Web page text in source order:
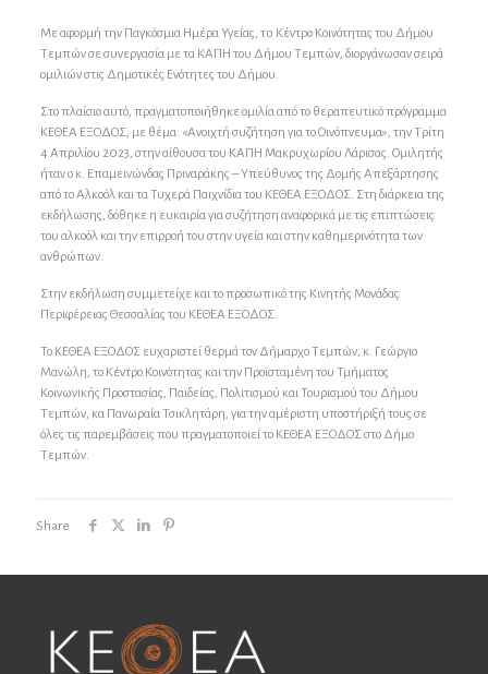
Με αφορμή την Παγκόσμια Ημέρα Υγείας, τo Κέντρο Κοινότητας του Δήμου
Τεμπών σε συνεργασία με τα ΚΑΠΗ του Δήμου Τεμπών, διοργάνωσαν σειρά
ομιλιών στις Δημοτικές Ενότητες του Δήμου.
Στο πλαίσιο αυτό, πραγματοποιήθηκε ομιλία από το θεραπευτικό πρόγραμμα
ΚΕΘΕΑ ΕΞΟΔΟΣ, με θέμα: «Ανοιχτή συζήτηση για το Οινόπνευμα», την Τρίτη
4 Απριλίου 2023, στην αίθουσα του ΚΑΠΗ Μακρυχωρίου Λάρισας. Ομιλητής
ήταν ο κ. Επαμεινώνδας Πριναράκης – Υπεύθυνος της Δομής Απεξάρτησης
από το Αλκοόλ και τα Τυχερά Παιχνίδια του ΚΕΘΕΑ ΕΞΟΔΟΣ. Στη διάρκεια της
εκδήλωσης, δόθηκε η ευκαιρία για συζήτηση αναφορικά με τις επιπτώσεις
του αλκοόλ και την επιρροή του στην υγεία και στην καθημερινότητα των
ανθρώπων.
Στην εκδήλωση συμμετείχε και το προσωπικό της Κινητής Μονάδας
Περιφέρειας Θεσσαλίας του ΚΕΘΕΑ ΕΞΟΔΟΣ.
Το ΚΕΘΕΑ ΕΞΟΔΟΣ ευχαριστεί θερμά τον Δήμαρχο Τεμπών, κ. Γεώργιο
Μανώλη, το Κέντρο Κοινότητας και την Προϊσταμένη του Τμήματος
Κοινωνικής Προστασίας, Παιδείας, Πολιτισμού και Τουρισμού του Δήμου
Τεμπών, κα Πανωραία Τσικλητάρη, για την αμέριστη υποστήριξή τους σε
όλες τις παρεμβάσεις που πραγματοποιεί το ΚΕΘΕΑ ΕΞΟΔΟΣ στο Δήμο
Τεμπών.
Share